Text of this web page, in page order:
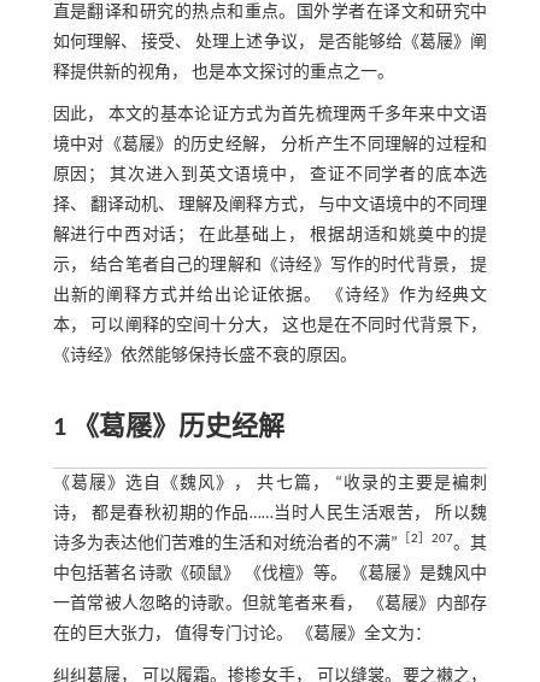
直是翻译和研究的热点和重点。国外学者在译文和研究中
如何理解、 接受、 处理上述争议， 是否能够给《葛屦》阐
释提供新的视角， 也是本文探讨的重点之一。
因此， 本文的基本论证方式为首先梳理两千多年来中文语
境中对《葛屦》的历史经解， 分析产生不同理解的过程和
原因； 其次进入到英文语境中， 查证不同学者的底本选
择、 翻译动机、 理解及阐释方式， 与中文语境中的不同理
解进行中西对话； 在此基础上， 根据胡适和姚奠中的提
示， 结合笔者自己的理解和《诗经》写作的时代背景， 提
出新的阐释方式并给出论证依据。 《诗经》作为经典文
本， 可以阐释的空间十分大， 这也是在不同时代背景下，
《诗经》依然能够保持长盛不衰的原因。
1 《葛屦》历史经解
《葛屦》选自《魏风》， 共七篇， “收录的主要是褊刺
诗， 都是春秋初期的作品……当时人民生活艰苦， 所以魏
诗多为表达他们苦难的生活和对统治者的不满”
［2 ］207。其
中包括著名诗歌《硕鼠》 《伐檀》等。 《葛屦》是魏风中
一首常被人忽略的诗歌。但就笔者来看， 《葛屦》内部存
在的巨大张力， 值得专门讨论。 《葛屦》全文为：
纠纠葛屦， 可以履霜。掺掺女手， 可以缝裳。要之襋之，